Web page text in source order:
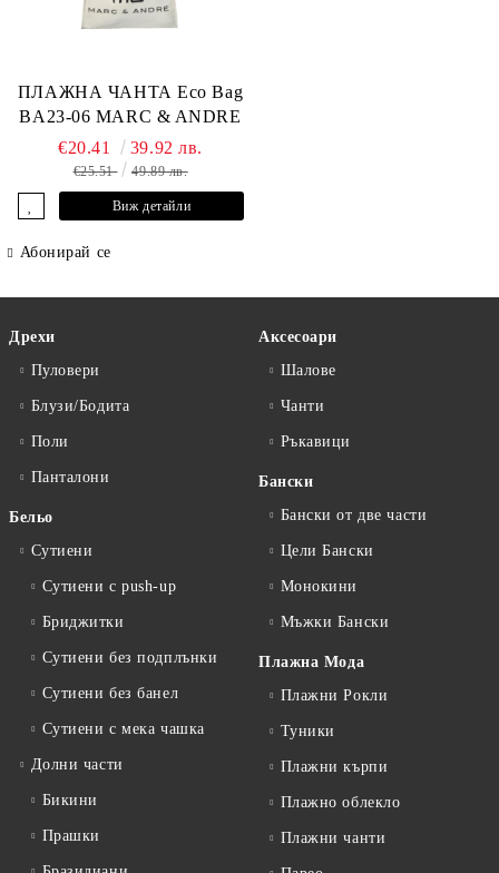
ПЛАЖНА ЧАНТА Eco Bag
BA23-06 MARC & ANDRE
€20.41 39.92 лв.
€25.51 49.89 лв.
Виж детайли
Абонирай се
Дрехи
Пуловери
Блузи/Бодита
Поли
Панталони
Бельо
Сутиени
Сутиени с push-up
Бриджитки
Сутиени без подплънки
Сутиени без банел
Сутиени с мека чашка
Долни части
Бикини
Прашки
Аксесоари
Шалове
Чанти
Ръкавици
Бански
Бански от две части
Цели Бански
Монокини
Мъжки Бански
Плажна Мода
Плажни Рокли
Туники
Плажни кърпи
Плажно облекло
Плажни чанти